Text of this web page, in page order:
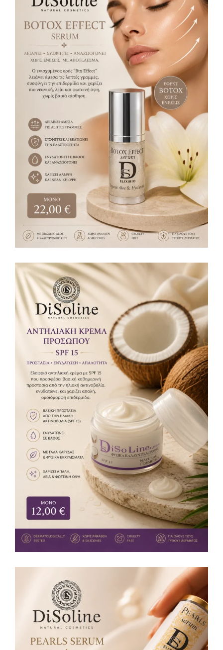
Serum Btx Effect 30ml
22,00€
Αντηλιακή Κρέμα Προσώπου SPF15 50ml
Αντιηλιακή προστασία
12,00 €